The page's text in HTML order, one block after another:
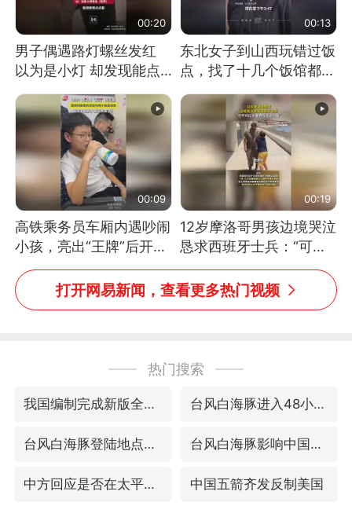
00:20
男子偶遇路灯螺丝发红
以为是小灯 却发现能点
燃香烟 当事人：已报警
处理
00:13
东北女子到山西玩错过饭
点，找了十几个饭馆都没
开门：午休到几点
00:09
高铁乘务员车厢内遇吵闹
小孩，亮出“王牌”后开启
一键静音
00:19
12岁摩洛哥男孩边境哭泣
恳求西班牙士兵：“可不
可以不要把我遣返回国”
打开网易新闻，查看更多热门视频
热门搜索
我国编制完成新版全月地质图 台风白海豚进入48小时警戒线
台风白海豚登陆地点更新 台风白海豚影响中国已成定局
中方回应是否在太平洋海底开采稀土 中国五箭齐发反制美国